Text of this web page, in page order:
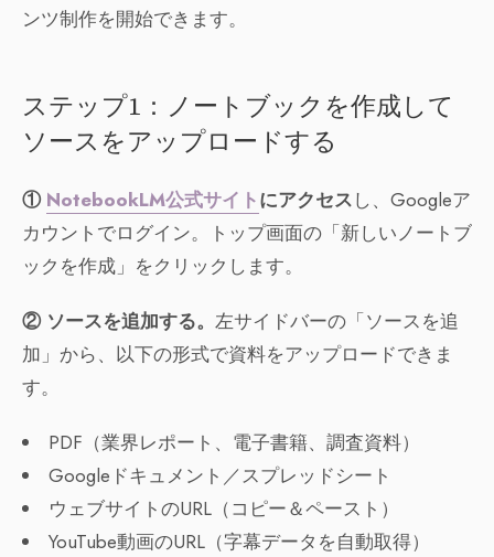
ンツ制作を開始できます。
ステップ1：ノートブックを作成して
ソースをアップロードする
① NotebookLM公式サイトにアクセスし、Googleア
カウントでログイン。トップ画面の「新しいノートブ
ックを作成」をクリックします。
② ソースを追加する。 左サイドバーの「ソースを追
加」から、以下の形式で資料をアップロードできま
す。
PDF（業界レポート、電子書籍、調査資料）
Googleドキュメント／スプレッドシート
ウェブサイトのURL（コピー＆ペースト）
YouTube動画のURL（字幕データを自動取得）